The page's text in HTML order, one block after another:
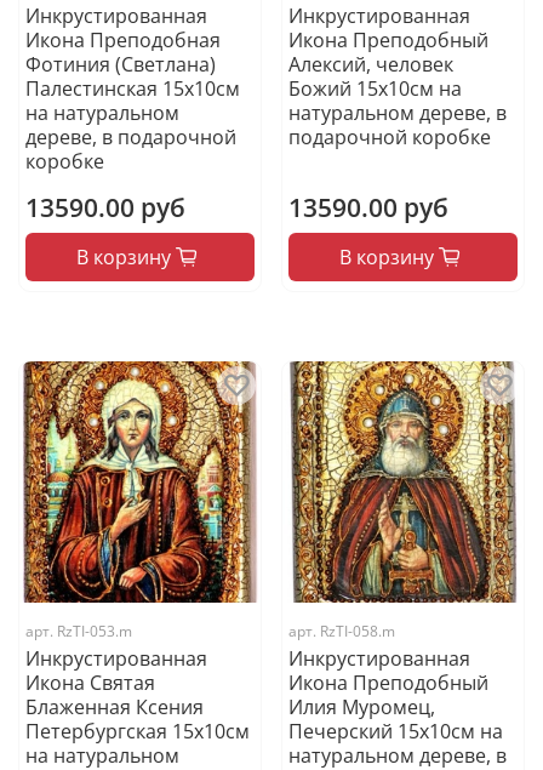
Инкрустированная
Икона Преподобная
Фотиния (Светлана)
Палестинская 15х10см
на натуральном
дереве, в подарочной
коробке
13590.00 руб
В корзину
Инкрустированная
Икона Преподобный
Алексий, человек
Божий 15х10см на
натуральном дереве, в
подарочной коробке
13590.00 руб
В корзину
арт. RzTI-053.m
Инкрустированная
Икона Святая
Блаженная Ксения
Петербургская 15х10см
на натуральном
арт. RzTI-058.m
Инкрустированная
Икона Преподобный
Илия Муромец,
Печерский 15х10см на
натуральном дереве, в